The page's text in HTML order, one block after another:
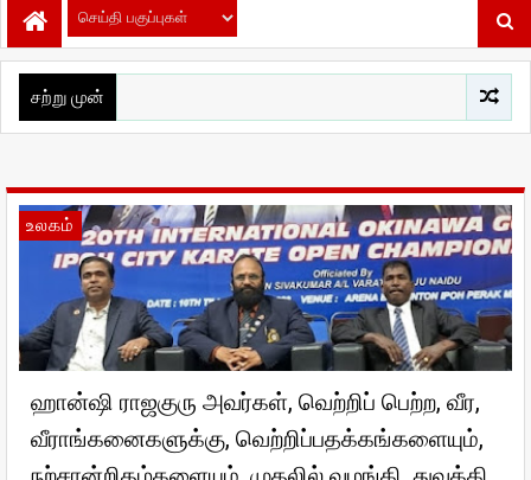
சற்று முன்
உலகம்
ஹான்ஷி ராஜகுரு அவர்கள், வெற்றிப் பெற்ற, வீர,
வீராங்கனைகளுக்கு, வெற்றிப்பதக்கங்களையும்,